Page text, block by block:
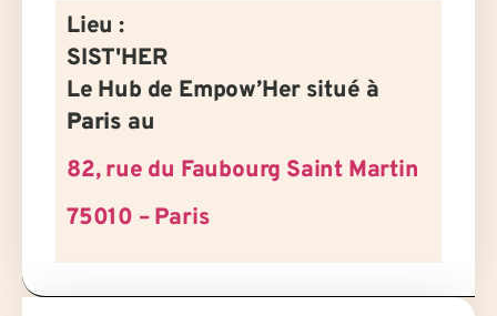
Lieu :
SIST'HER
Le Hub de Empow’Her situé à
Paris au
82, rue du Faubourg Saint Martin
75010 – Paris